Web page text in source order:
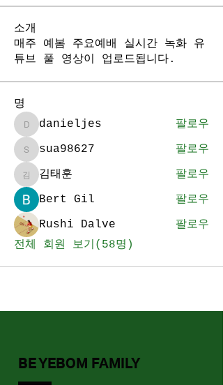
소개
매주 예봄 주요예배 실시간 녹화 유
튜브 풀 영상이 업로드됩니다.
명
danieljes
danieljes 팔로우
sua98627
sua98627 팔로우
김태훈김태훈
팔로우
Bert Gil
팔로우
Rushi Dalve
팔로우
전체 회원 보기(58명)
BE YEBOM FAMILY